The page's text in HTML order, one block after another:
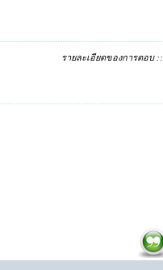
รายละเอียดของการตอบ ::